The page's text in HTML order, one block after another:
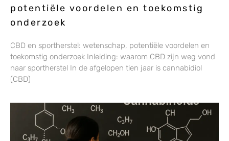
potentiële voordelen en toekomstig
onderzoek
CBD en sportherstel: wetenschap, potentiële voordelen en
toekomstig onderzoek Inleiding: waarom CBD zijn weg vond
naar sportherstel In de afgelopen tien jaar is cannabidiol
(CBD)